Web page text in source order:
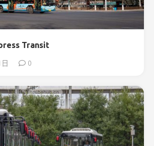
Transit
0